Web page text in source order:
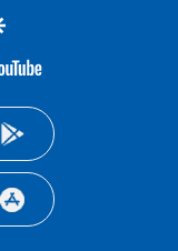
google
youtube-